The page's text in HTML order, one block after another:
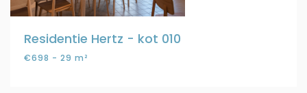
Residentie Hertz - kot 010
€698 - 29 m²